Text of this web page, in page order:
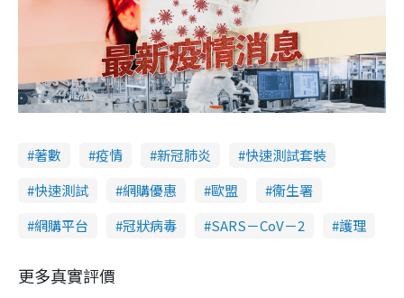
著數 疫情 新冠肺炎
快速測試套裝
快速測試
網購優惠 歐盟
衞生署
網購平台
冠狀病毒 SARS－CoV－2 護理
更多真實評價